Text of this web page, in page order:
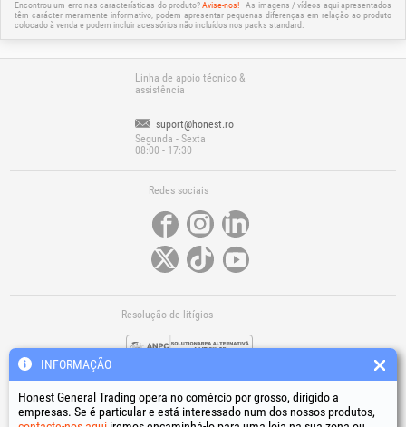
Encontrou um erro nas características do produto?Avise-nos!
As imagens / vídeos aqui apresentados
têm carácter meramente informativo, podem apresentar pequenas diferenças em relação ao produto
colocado à venda e podem incluir acessórios não incluídos nos packs standard.
Linha de apoio técnico &
assistência
suport@honest.ro
Segunda - Sexta
08:00 - 17:30
Redes sociais
Resolução de litígios
INFORMAÇÃO
Honest General Trading opera no comércio por grosso, dirigido a
empresas. Se é particular e está interessado num dos nossos produtos,